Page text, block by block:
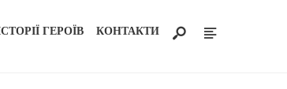
ГЕРОЇВ КОНТАКТИ